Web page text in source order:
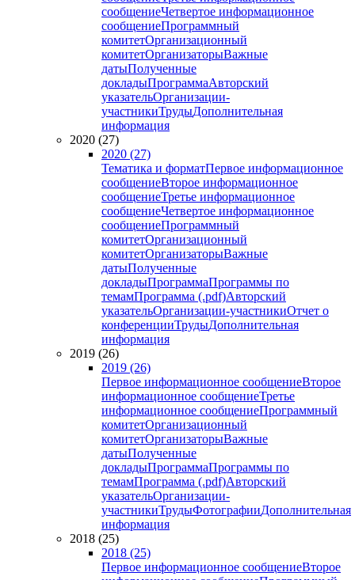
сообщениеЧетвертое информационное
сообщениеПрограммный
комитетОрганизационный
комитетОрганизаторыВажные
датыПолученные
докладыПрограммаАвторский
указательОрганизации-
участникиТрудыДополнительная
информация
2020 (27)
2020 (27)
Тематика и форматПервое информационное
сообщениеВторое информационное
сообщениеТретье информационное
сообщениеЧетвертое информационное
сообщениеПрограммный
комитетОрганизационный
комитетОрганизаторыВажные
датыПолученные
докладыПрограммаПрограммы по
темамПрограмма (.pdf)Авторский
указательОрганизации-участникиОтчет о
конференцииТрудыДополнительная
информация
2019 (26)
2019 (26)
Первое информационное сообщениеВторое
информационное сообщениеТретье
информационное сообщениеПрограммный
комитетОрганизационный
комитетОрганизаторыВажные
датыПолученные
докладыПрограммаПрограммы по
темамПрограмма (.pdf)Авторский
указательОрганизации-
участникиТрудыФотографииДополнительная
информация
2018 (25)
2018 (25)
Первое информационное сообщениеВторое